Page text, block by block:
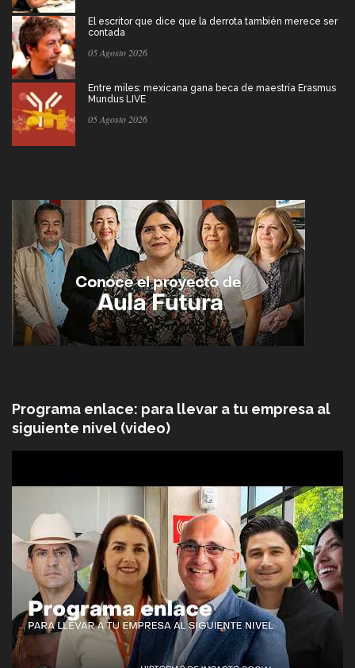
El escritor que dice que la derrota también merece ser
contada
05 Agosto 2026
Entre miles: mexicana gana beca de maestría Erasmus
Mundus LIVE
05 Agosto 2026
Programa enlace: para llevar a tu empresa al
siguiente nivel (video)